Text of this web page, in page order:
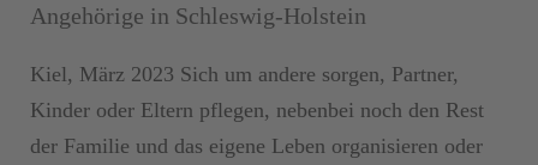
Angehörige in Schleswig-Holstein
Kiel, März 2023 Sich um andere sorgen, Partner,
Kinder oder Eltern pflegen, nebenbei noch den Rest
der Familie und das eigene Leben organisieren oder